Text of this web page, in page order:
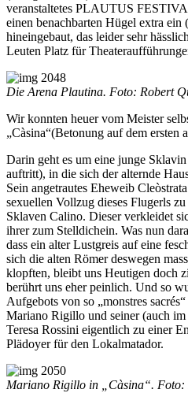
veranstaltetes PLAUTUS
einen benachbarten Hügel extra ein
hineingebaut, das leider sehr
Leuten Platz für
Die Arena Plautina. Foto: Robert
Wir konnten heuer vom Meister
„Càsina“(Betonung auf dem ersten
Darin geht es um eine junge
auftritt), in die sich der alternde
Sein angetrautes Eheweib
sexuellen Vollzug dieses Flugerls
Sklaven Calino. Dieser verkleidet
ihrer zum Stelldichein. Was nun
dass ein alter Lustgreis auf eine
sich die alten Römer deswegen
klopften, bleibt uns Heutigen doch
berührt uns eher peinlich. Und so
Aufgebots von so „monstres
Mariano Rigillo und seiner (auch
Teresa Rossini eigentlich zu einer
Plädoyer für den Lokalmatador.
Mariano Rigillo in „Càsina“. Foto: